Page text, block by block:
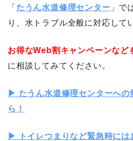
「 たうん水道修理センター 」で
り、水トラブル全般に対応して
お得なWeb割キャンペーンなど
に相談してみてください。
▶︎ たうん水道修理センターへの
ら！
▶︎ トイレつまりなど緊急時に